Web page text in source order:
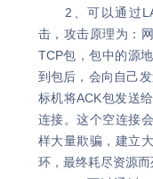
2、可以通过
击，攻击原理为：
TCP包，包中的源
到包后，会向自己
标机将ACK包发送
连接。这个空连接
样大量欺骗，建立
环，最终耗尽资源而